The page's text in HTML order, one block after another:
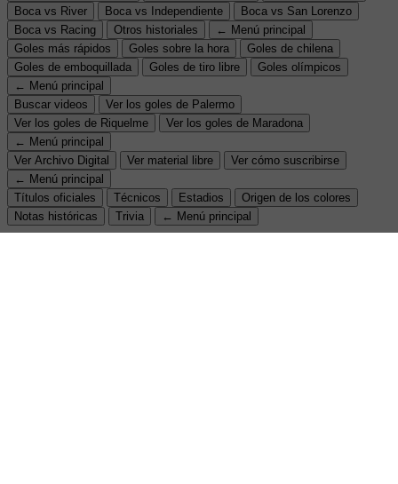
Boca vs River
Boca vs Independiente
Boca vs San Lorenzo
Boca vs Racing
Otros historiales
← Menú principal
Goles más rápidos
Goles sobre la hora
Goles de chilena
Goles de emboquillada
Goles de tiro libre
Goles olímpicos
← Menú principal
Buscar videos
Ver los goles de Palermo
Ver los goles de Riquelme
Ver los goles de Maradona
← Menú principal
Ver Archivo Digital
Ver material libre
Ver cómo suscribirse
← Menú principal
Títulos oficiales
Técnicos Estadios
Origen de los colores
Notas históricas
Trivia ← Menú principal